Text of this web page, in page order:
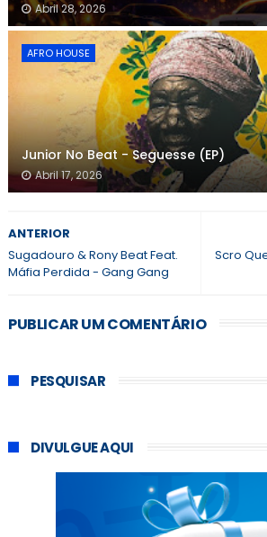
Abril 28, 2026
AFRO HOUSE
Junior No Beat - Seguesse (EP)
Abril 17, 2026
Scro
ANTERIOR
Sugadouro & Rony Beat Feat.
Máfia Perdida - Gang Gang
PUBLICAR UM COMENTÁRIO
PESQUISAR
DIVULGUE AQUI